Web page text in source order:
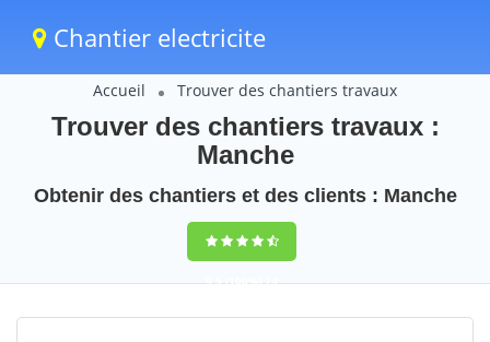
Chantier electricite
Accueil Trouver des chantiers travaux
Trouver des chantiers travaux :
Manche
Obtenir des chantiers et des clients : Manche
9,5(100%)74
votes